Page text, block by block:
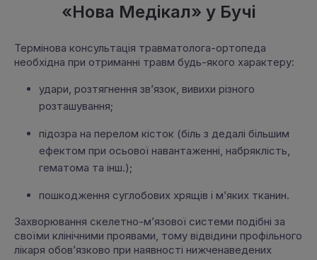
«Нова Медікал» у Бучі
Термінова консультація травматолога-ортопеда
необхідна при отриманні травм будь-якого характеру:
удари, розтягнення зв’язок, вивихи різного
розташування;
підозра на перелом кісток (біль з дедалі більшим
ефектом при осьової навантаженні, набряклість,
гематома та iнш.);
пошкодження суглобових хрящів і м’яких тканин.
Захворювання скелетно-м’язової системи подібні за
своїми клінічними проявами, тому відвідини профільного
лікаря обов’язково при наявності нижченаведених